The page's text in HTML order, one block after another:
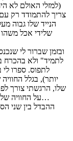
(למזלי האולם לא
צריך להתמודד רק
הנייד שלו גבוה
שלידי אכל משהו
ובזמן שברור לי
לתמיד" ולא בהכרח
לתפוס. ספרו לי
יותר), בגלל
שלו, הרגשתי צורך
על החוויה שלי ועל דעתי. אני מאמין שלא, אבל רק בשביל הספק…
ההבדל בין שני